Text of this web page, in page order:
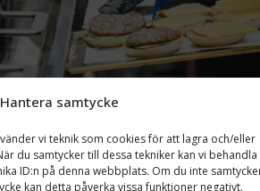
Hantera samtycke
vi teknik som cookies för att lagra och/eller
du samtycker till dessa tekniker kan vi behandla
ID:n på denna webbplats. Om du inte
kan detta påverka vissa funktioner negativt.